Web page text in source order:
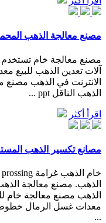
مصنع معالجة الذهب
مصنع معالجة خام
آلات تعدين الذهب للبيع
الانترنت في الذهب
الذهب الناقل ppt ...
اقرأ أكثر
مصانع تكسير الذهب
الذهب مصنع معالجة خام
...